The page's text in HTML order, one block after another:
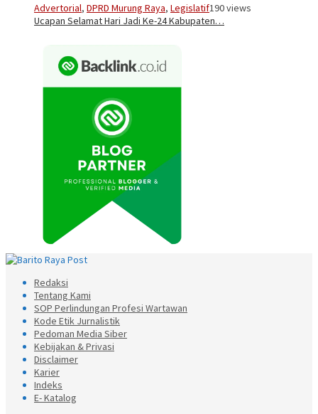
Advertorial, DPRD Murung Raya, Legislatif190 views
Ucapan Selamat Hari Jadi Ke-24 Kabupaten…
Redaksi
Tentang Kami
SOP Perlindungan Profesi Wartawan
Kode Etik Jurnalistik
Pedoman Media Siber
Kebijakan & Privasi
Disclaimer
Karier
Indeks
E- Katalog